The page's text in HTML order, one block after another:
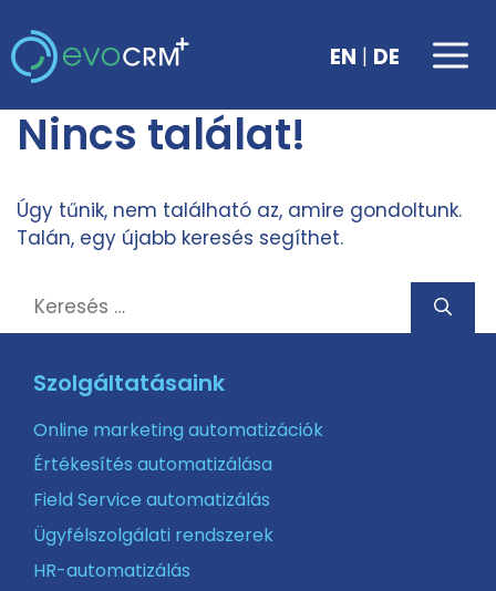
tartalomba
EN | DE
Nincs találat!
Úgy tűnik, nem található az, amire gondoltunk.
Talán, egy újabb keresés segíthet.
Keresés:
Szolgáltatásaink
Online marketing automatizációk
Értékesítés automatizálása
Field Service automatizálás
Ügyfélszolgálati rendszerek
HR-automatizálás